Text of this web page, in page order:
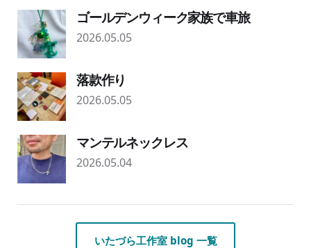
ゴールデンウィーク家族で車旅
2026.05.05
落款作り
2026.05.05
マンテルネックレス
2026.05.04
いたづら工作室 blog 一覧